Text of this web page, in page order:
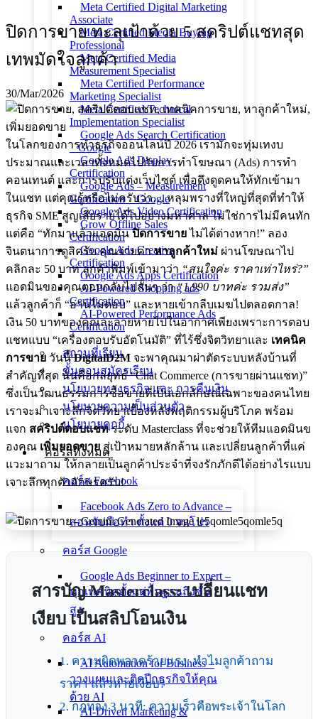
Meta Certified Digital Marketing
Associate
Meta Certified Media Buying
Professional
Meta Certified Media
Measurement Specialist
Meta Certified Performance
Marketing Specialist
Meta Certified Technical
Implementation Specialist
Google Ads Search Certification
_ Google
Google Ads Display
Certification
Google Ads – Measurement
Certification _ Google
Google Ads Video Certification
Grow Offline Sales
Certification
Google Ads Creative
Certification
Google Ads Apps Certification
AI-Powered Shopping ads
Certification
AI-Powered Performance Ads
Certification
สถานที่เรียน
ขั้นตอนสมัครเรียน
นโยบายทางธุรกิจ และ การคืนเงิน
นโยบายความเป็นส่วนตัว
นโยบายคุกกี้
คอร์สทั้งหมด
คอร์ส Facebook
Facebook Ads Zero to Advance –
สอนจับมือทำ ตั้งแต่ 0 จนโปร
คอร์ส Google
Google Ads Beginner to Expert –
ทุกเทคนิคตั้งแต่พื้นฐานถึงขั้น
สูง
คอร์ส AI
AI Automation for Business –
วางแผนและติดปีกธุรกิจให้คุณ
ด้วย AI
AI-Driven Marketing &
ปิดการขาย ทะลุเป้าด้วย 5 สคริปต์แชทสุด
เทพมัดใจลูกค้า
30/Mar/2026
ในโลกของการทำธุรกิจออนไลน์ปี 2026 เรามักจะทุ่มเทงบ
ประมาณและเวลาทั้งหมดไปกับการทำโฆษณา (Ads) การทำ
คอนเทนต์ และการปรับแต่งเว็บไซต์ เพื่อดึงดูดคนให้ทักเข้ามา
ในแชท แต่คุณรู้หรือไม่ครับว่า… หลุมพรางที่ใหญ่ที่สุดที่ทำให้
ธุรกิจ SME สูญเสียรายได้ไปอย่างมหาศาล ไม่ใช่การไม่มีคนทัก
แต่คือ “ทักมาแล้วแอดมินปิดการขายไม่ได้ต่างหาก!” ลอง
จินตนาการดูสิครับ คุณจ่ายค่าหาลูกค้าใหม่ ผ่านโฆษณาไป
คลิกละ 50 บาท ลูกค้าพิมพ์เข้ามาว่า “สนใจค่ะ ราคาเท่าไหร่?”
แอดมินของคุณตอบกลับไปสั้นๆ ว่า“1,990 บาทค่ะ รวมส่ง”
แล้วลูกค้าก็ “อ่านไม่ตอบ” และหายเข้ากลีบเมฆไปตลอดกาล!
เงิน 50 บาทของคุณละลายหายไปในอากาศเพียงเพราะการตอบ
แชทแบบ “เครื่องตอบรับอัตโนมัติ” ที่ไร้ซึ่งจิตวิทยาและ เทคนิค
การขาย วันนี้DigitalD2M จะพาคุณมาผ่าตัดระบบหลังบ้านที่
สำคัญที่สุด นั่นคือกลยุทธ์ “Chat Commerce (การขายผ่านแชท)”
ซึ่งเป็นวัฒนธรรมการซื้อขายที่เป็นเอกลักษณ์เฉพาะของคนไทย
เราจะมาเจาะลึกจิตวิทยาเบื้องหลังพฤติกรรมผู้บริโภค พร้อม
แจก สคริปต์ตอบแชทระดับ Masterclass ที่จะช่วยให้ทีมแอดมินข
องคุณ เพิ่มยอดขาย สู่เป้าหมายหลักล้าน และเปลี่ยนลูกค้าที่แค่
แวะมาถาม ให้กลายเป็นลูกค้าประจำที่จงรักภักดีได้อย่างไรแบบ
เจาะลึกทุกตัวอักษรครับ!
สารบัญ Masterclass: เปลี่ยนแชท
เงียบ เป็นสลิปโอนเงิน
1. ความผิดพลาดร้ายแรง: ทำไมลูกค้าถาม
ราคา แล้วหายเงียบ?
2. กฎทอง 3 นาที: ความเร็วคือพระเจ้าในโลก